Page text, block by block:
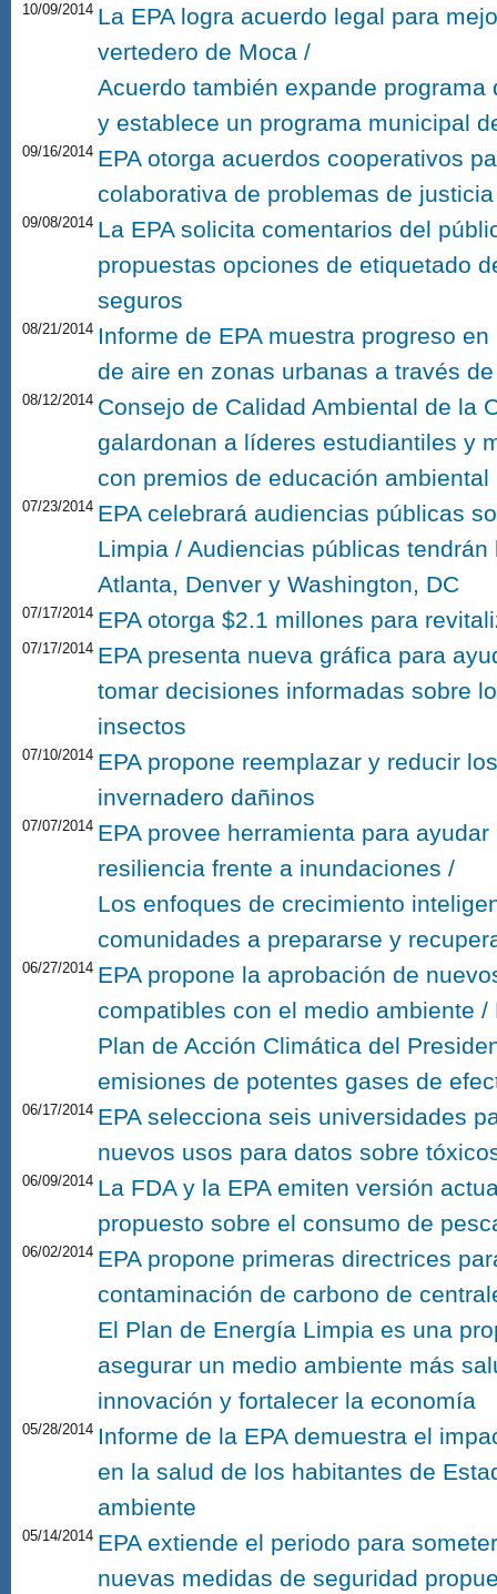
10/09/2014 La EPA logra acuerdo legal para
vertedero de Moca /
Acuerdo también expande programa
y establece un programa municipal
09/16/2014 EPA otorga acuerdos cooperativos
colaborativa de problemas de
09/08/2014 La EPA solicita comentarios del
propuestas opciones de etiquetado
seguros
08/21/2014 Informe de EPA muestra progreso
de aire en zonas urbanas a través
08/12/2014 Consejo de Calidad Ambiental de la
galardonan a líderes estudiantiles y
con premios de educación ambiental
07/23/2014 EPA celebrará audiencias públicas
Limpia / Audiencias públicas
Atlanta, Denver y Washington, DC
07/17/2014 EPA otorga $2.1 millones para
07/17/2014 EPA presenta nueva gráfica para
tomar decisiones informadas sobre
insectos
07/10/2014 EPA propone reemplazar y reducir
invernadero dañinos
07/07/2014 EPA provee herramienta para
resiliencia frente a inundaciones /
Los enfoques de crecimiento
comunidades a prepararse y
06/27/2014 EPA propone la aprobación de
compatibles con el medio ambiente
Plan de Acción Climática del
emisiones de potentes gases de
06/17/2014 EPA selecciona seis universidades
nuevos usos para datos sobre
06/09/2014 La FDA y la EPA emiten versión
propuesto sobre el consumo de
06/02/2014 EPA propone primeras directrices
contaminación de carbono de
El Plan de Energía Limpia es una
asegurar un medio ambiente más
innovación y fortalecer la economía
05/28/2014 Informe de la EPA demuestra el
en la salud de los habitantes de
ambiente
05/14/2014 EPA extiende el periodo para
nuevas medidas de seguridad